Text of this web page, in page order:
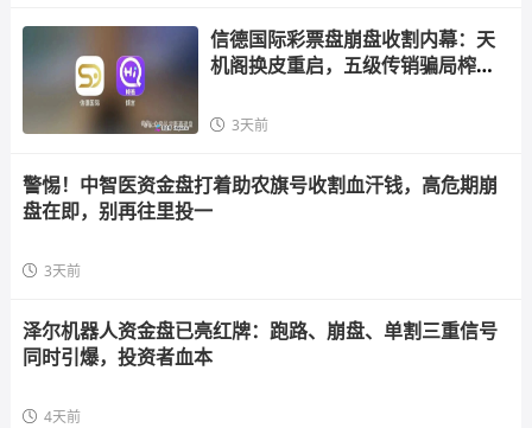
信德国际彩票盘崩盘收割内幕：天
机阁换皮重启，五级传销骗局榨干
3天前
警惕！中智医资金盘打着助农旗号收割血汗钱，高危期崩
盘在即，别再往里投一
3天前
泽尔机器人资金盘已亮红牌：跑路、崩盘、单割三重信号
同时引爆，投资者血本
4天前